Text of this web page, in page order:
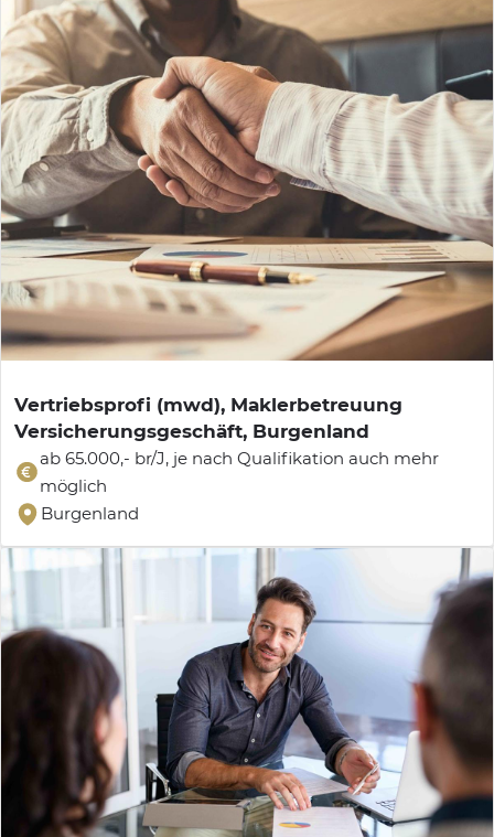
Vertriebsprofi (mwd), Maklerbetreuung
Versicherungsgeschäft, Burgenland
ab 65.000,- br/J, je nach Qualifikation auch mehr
möglich
Burgenland